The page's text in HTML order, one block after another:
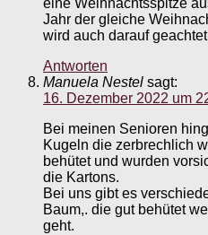
eine Weihnachtsspitze
Jahr der gleiche
wird auch darauf
Antworten
Manuela Nestel sagt:
16. Dezember 2022 um
Bei meinen Senioren
Kugeln die zerbrechlich
behütet und wurden
die Kartons.
Bei uns gibt es
Baum,. die gut behütet
geht.